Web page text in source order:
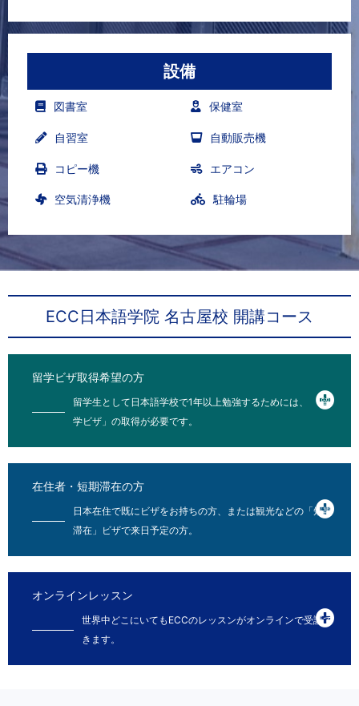
設備
図書室 保健室
自習室 自動販売機
コピー機 エアコン
空気清浄機 駐輪場
ECC日本語学院 名古屋校 開講コース
留学ビザ取得希望の方
留学生として日本語学校で1年以上勉強するためには、 「留
学ビザ」の取得が必要です。
在住者・短期滞在の方
日本在住で既にビザをお持ちの方、または観光などの「短期
滞在」ビザで来日予定の方。
オンラインレッスン
世界中どこにいてもECCのレッスンがオンラインで受講で
きます。